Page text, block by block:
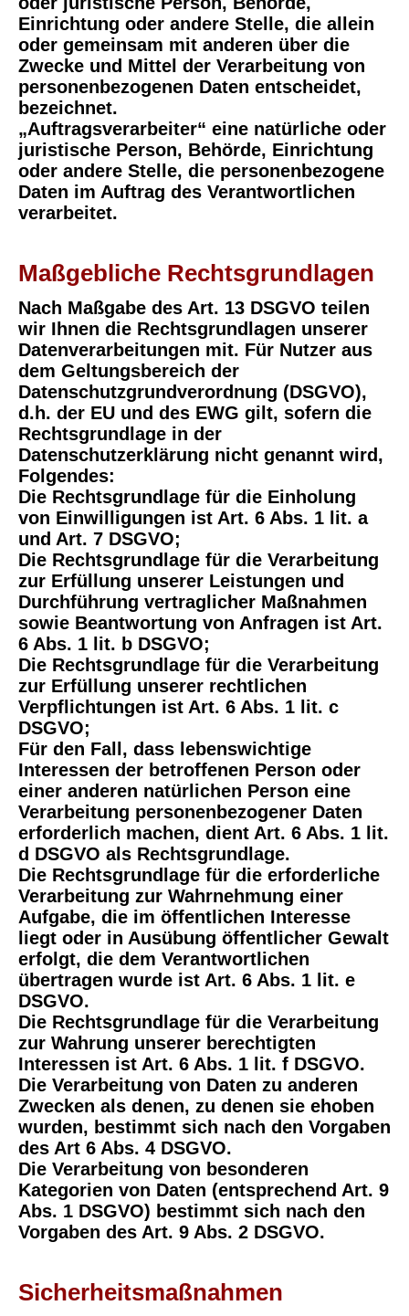
Einrichtung oder andere Stelle, die allein
oder gemeinsam mit anderen über die
Zwecke und Mittel der Verarbeitung von
personenbezogenen Daten entscheidet,
bezeichnet.
„Auftragsverarbeiter“ eine natürliche oder
juristische Person, Behörde, Einrichtung
oder andere Stelle, die personenbezogene
Daten im Auftrag des Verantwortlichen
verarbeitet.
Maßgebliche Rechtsgrundlagen
Nach Maßgabe des Art. 13 DSGVO teilen
wir Ihnen die Rechtsgrundlagen unserer
Datenverarbeitungen mit. Für Nutzer aus
dem Geltungsbereich der
Datenschutzgrundverordnung (DSGVO),
d.h. der EU und des EWG gilt, sofern die
Rechtsgrundlage in der
Datenschutzerklärung nicht genannt wird,
Folgendes:
Die Rechtsgrundlage für die Einholung
von Einwilligungen ist Art. 6 Abs. 1 lit. a
und Art. 7 DSGVO;
Die Rechtsgrundlage für die Verarbeitung
zur Erfüllung unserer Leistungen und
Durchführung vertraglicher Maßnahmen
sowie Beantwortung von Anfragen ist Art.
6 Abs. 1 lit. b DSGVO;
Die Rechtsgrundlage für die Verarbeitung
zur Erfüllung unserer rechtlichen
Verpflichtungen ist Art. 6 Abs. 1 lit. c
DSGVO;
Für den Fall, dass lebenswichtige
Interessen der betroffenen Person oder
einer anderen natürlichen Person eine
Verarbeitung personenbezogener Daten
erforderlich machen, dient Art. 6 Abs. 1 lit.
d DSGVO als Rechtsgrundlage.
Die Rechtsgrundlage für die erforderliche
Verarbeitung zur Wahrnehmung einer
Aufgabe, die im öffentlichen Interesse
liegt oder in Ausübung öffentlicher Gewalt
erfolgt, die dem Verantwortlichen
übertragen wurde ist Art. 6 Abs. 1 lit. e
DSGVO.
Die Rechtsgrundlage für die Verarbeitung
zur Wahrung unserer berechtigten
Interessen ist Art. 6 Abs. 1 lit. f DSGVO.
Die Verarbeitung von Daten zu anderen
Zwecken als denen, zu denen sie ehoben
wurden, bestimmt sich nach den Vorgaben
des Art 6 Abs. 4 DSGVO.
Die Verarbeitung von besonderen
Kategorien von Daten (entsprechend Art. 9
Abs. 1 DSGVO) bestimmt sich nach den
Vorgaben des Art. 9 Abs. 2 DSGVO.
Sicherheitsmaßnahmen